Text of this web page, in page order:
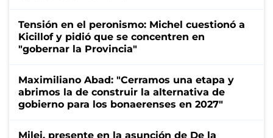
Tensión en el peronismo: Michel cuestionó a
Kicillof y pidió que se concentren en
"gobernar la Provincia"
Maximiliano Abad: "Cerramos una etapa y
abrimos la de construir la alternativa de
gobierno para los bonaerenses en 2027"
Milei, presente en la asunción de De la